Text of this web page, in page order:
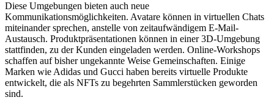
Diese Umgebungen bieten auch neue
Kommunikationsmöglichkeiten. Avatare können in virtuellen Chats
miteinander sprechen, anstelle von zeitaufwändigem E-Mail-
Austausch. Produktpräsentationen können in einer 3D-Umgebung
stattfinden, zu der Kunden eingeladen werden. Online-Workshops
schaffen auf bisher ungekannte Weise Gemeinschaften. Einige
Marken wie Adidas und Gucci haben bereits virtuelle Produkte
entwickelt, die als NFTs zu begehrten Sammlerstücken geworden
sind.